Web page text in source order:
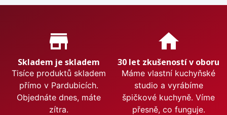
Proč nakupovat u nás?
store_mall_directory
Skladem je skladem
Tisíce produktů skladem
přímo v Pardubicích.
Objednáte dnes, máte
zítra.
home
30 let zkušeností v oboru
Máme vlastní kuchyňské
studio a vyrábíme
špičkové kuchyně. Víme
přesně, co funguje.